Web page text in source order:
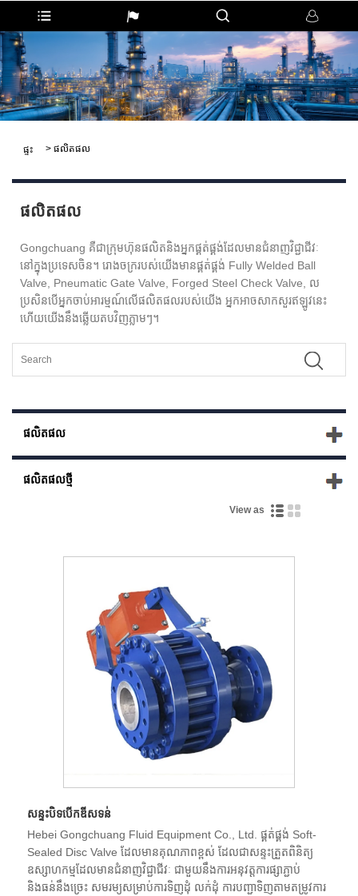
ផ្ទះ > ផលិតផល
ផលិតផល
Gongchuang គឺជាក្រុមហ៊ុនផលិតនិងអ្នកផ្គត់ផ្គង់ដែលមានជំនាញវិជ្ជាជីវៈ
នៅក្នុងប្រទេសចិន។ រោងចក្ររបស់យើងមានផ្គត់ផ្គង់ Fully Welded Ball
Valve, Pneumatic Gate Valve, Forged Steel Check Valve, ល
ប្រសិនបើអ្នកចាប់អារម្មណ៍លើផលិតផលរបស់យើង អ្នកអាចសាកសួរឥឡូវនេះ
ហើយយើងនឹងឆ្លើយតបវិញភ្លាមៗ។
ផលិតផល
ផលិតផល​ថ្មី
View as
សន្ទះបិទបើកឌីសទន់
Hebei Gongchuang Fluid Equipment Co., Ltd. ផ្គត់ផ្គង់ Soft-
Sealed Disc Valve ដែលមានគុណភាពខ្ពស់ ដែលជាសន្ទះត្រួតពិនិត្យ
ឧស្សាហកម្មដែលមានជំនាញវិជ្ជាជីវៈ ជាមួយនឹងការអនុវត្តការផ្សាភ្ជាប់
និងធន់នឹងច្រេះ សមរម្យសម្រាប់ការទិញដុំ លក់ដុំ ការបញ្ជាទិញតាមតម្រូវការ